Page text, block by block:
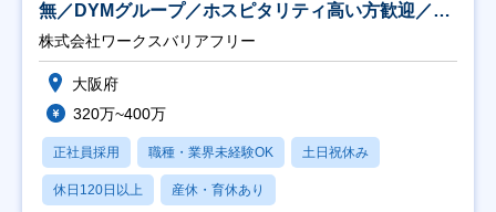
無／DYMグループ／ホスピタリティ高い方歓迎／土
日祝】
株式会社ワークスバリアフリー
大阪府
320万~400万
正社員採用 職種・業界未経験OK 土日祝休み
休日120日以上 産休・育休あり